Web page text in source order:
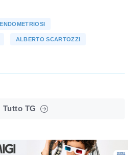
ENDOMETRIOSI
ALBERTO SCARTOZZI
Tutto TG